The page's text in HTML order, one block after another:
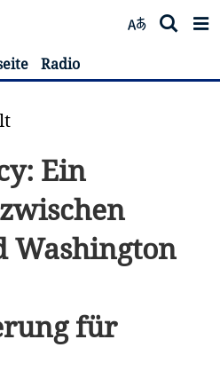
Radio
Ein
Washington
für